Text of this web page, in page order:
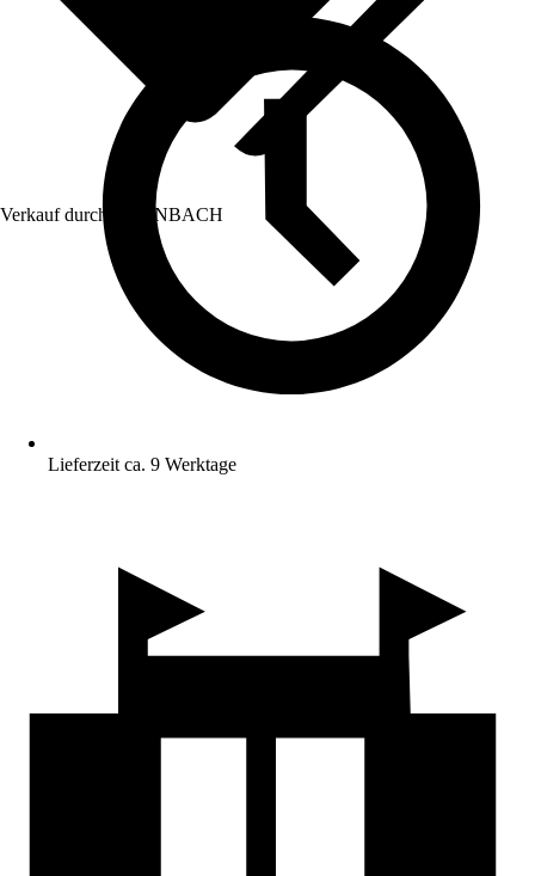
Verkauf durch: HORNBACH
Lieferzeit ca. 9 Werktage